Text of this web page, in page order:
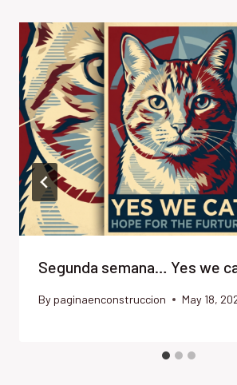
Segunda semana… Yes we
By paginaenconstruccion May 18,